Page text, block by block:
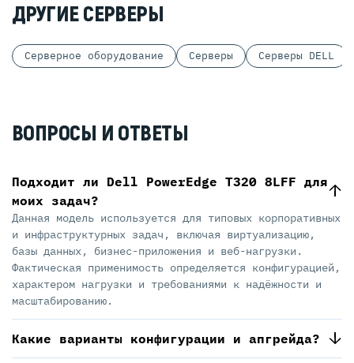
ДРУГИЕ СЕРВЕРЫ
Серверное оборудование Серверы Серверы DELL
ВОПРОСЫ И ОТВЕТЫ
Подходит ли Dell PowerEdge T320 8LFF для
моих задач?
Данная модель используется для типовых корпоративных
и инфраструктурных задач, включая виртуализацию,
базы данных, бизнес-приложения и веб-нагрузки.
Фактическая применимость определяется конфигурацией,
характером нагрузки и требованиями к надёжности и
масштабированию.
Какие варианты конфигурации и апгрейда?